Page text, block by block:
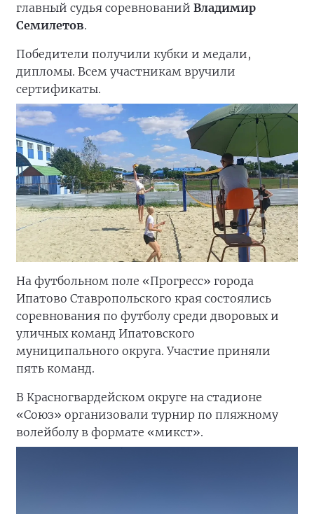
главный судья соревнований Владимир
Семилетов.
Победители получили кубки и медали,
дипломы. Всем участникам вручили
сертификаты.
На футбольном поле «Прогресс» города
Ипатово Ставропольского края состоялись
соревнования по футболу среди дворовых и
уличных команд Ипатовского
муниципального округа. Участие приняли
пять команд.
В Красногвардейском округе на стадионе
«Союз» организовали турнир по пляжному
волейболу в формате «микст».